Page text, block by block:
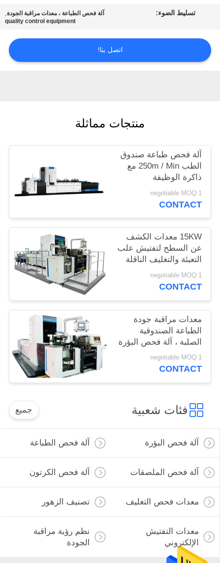
اطلب
اقتباس
POLICY
تسليط الضوء: آلة فحص الطباعة ، معدات مراقبة الجودة,
quality control equipment
اتصل بنا!
منتجات مماثلة
آلة فحص طباعة صندوق
الطب 250m / Min مع
ذاكرة الوظيفة
negotiable MOQ:1
CONTACT
15KW معدات الكشف
عن السطح لتفتيش علب
التعبئة والتغليف الناقلة
للحزم المتعددة
negotiable MOQ:1
CONTACT
معدات مراقبة جودة
الطباعة الصندوقية
الصلبة ، آلة فحص البؤرة
negotiable MOQ:1
CONTACT
فئات شعبية جميع
آلة فحص البؤرة آلة فحص الطباعة
آلة فحص الملصقات آلة فحص الكرتون
معدات فحص التغليف تصنيف الزهور
معدات التفتيش
الإلكتروني
نظم رؤية مراقبة
الجودة